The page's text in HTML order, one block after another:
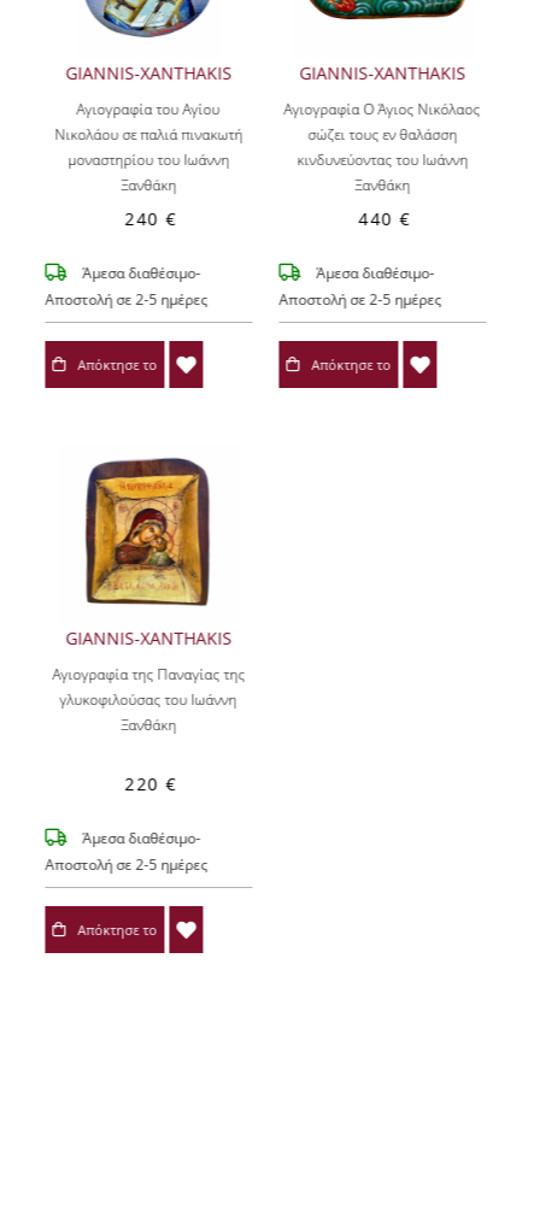
GIANNIS-XANTHAKIS
Αγιογραφία του Αγίου
Νικολάου σε παλιά πινακωτή
μοναστηρίου του Ιωάννη
Ξανθάκη
240 €
Άμεσα διαθέσιμο-
Αποστολή σε 2-5 ημέρες
Απόκτησε το
GIANNIS-XANTHAKIS
Αγιογραφία Ο Άγιος Νικόλαος
σώζει τους εν θαλάσση
κινδυνεύοντας του Ιωάννη
Ξανθάκη
440 €
Άμεσα διαθέσιμο-
Αποστολή σε 2-5 ημέρες
Απόκτησε το
GIANNIS-XANTHAKIS
Αγιογραφία της Παναγίας της
γλυκοφιλούσας του Ιωάννη
Ξανθάκη
220 €
Άμεσα διαθέσιμο-
Αποστολή σε 2-5 ημέρες
Απόκτησε το